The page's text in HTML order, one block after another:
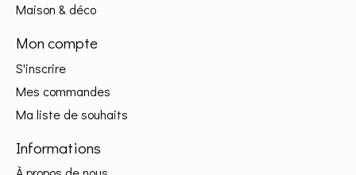
Maison & déco
Mon compte
S'inscrire
Mes commandes
Ma liste de souhaits
Informations